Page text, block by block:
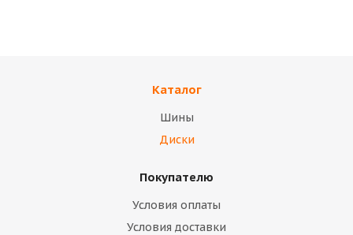
Каталог
Шины
Диски
Покупателю
Условия оплаты
Условия доставки